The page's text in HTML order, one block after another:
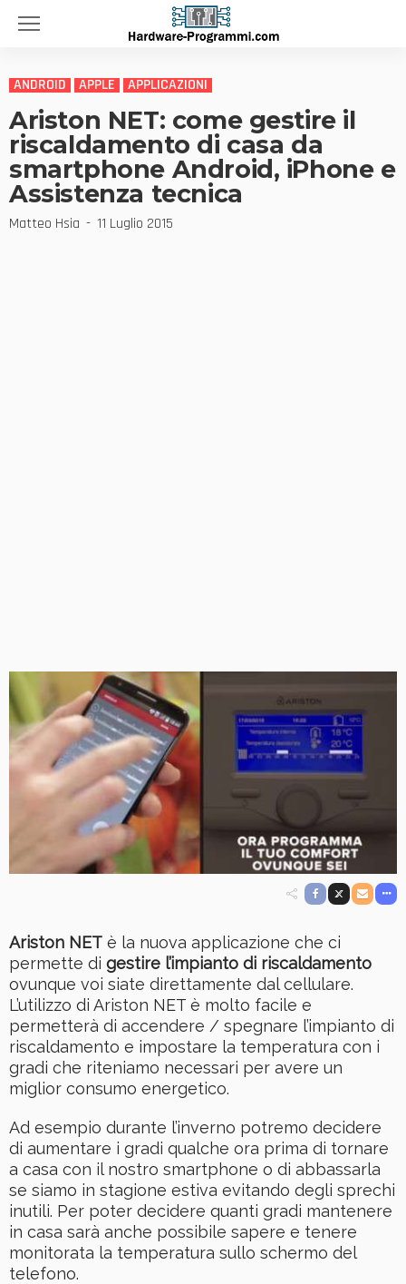
ANDROID APPLE APPLICAZIONI
Ariston NET: come gestire il
riscaldamento di casa da
smartphone Android, iPhone e
Assistenza tecnica
Matteo Hsia 11 Luglio 2015
Ariston NET è la nuova applicazione che ci
permette di gestire l’impianto di riscaldamento
ovunque voi siate direttamente dal cellulare.
L’utilizzo di Ariston NET è molto facile e
permetterà di accendere / spegnare l’impianto di
riscaldamento e impostare la temperatura con i
gradi che riteniamo necessari per avere un
miglior consumo energetico.
Ad esempio durante l’inverno potremo decidere
di aumentare i gradi qualche ora prima di tornare
a casa con il nostro smartphone o di abbassarla
se siamo in stagione estiva evitando degli sprechi
inutili. Per poter decidere quanti gradi mantenere
in casa sarà anche possibile sapere e tenere
monitorata la temperatura sullo schermo del
telefono.